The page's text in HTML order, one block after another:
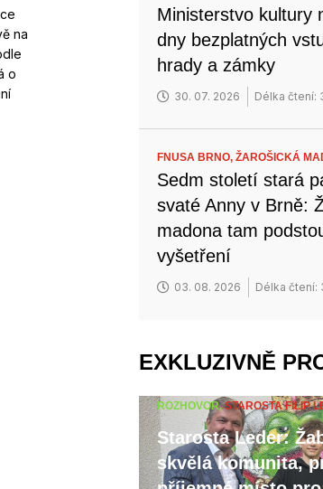
na
o
Ministerstvo kultury
dny bezplatných
hrady a zámky
30. 07. 2026 Délka čtení:
FNUSA BRNO,ŽAROŠICKÁ
Sedm století stará
svaté Anny v Brně:
madona tam
vyšetření
03. 08. 2026 Délka čtení:
EXKLUZIVNĚ
ROZHOVOR,STAROSTA FILIP
Starosta Leder:
skvělá komunita,